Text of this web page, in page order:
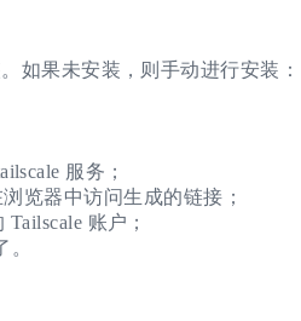
如果未安装，则手动进行安装：
服务；
览器中访问生成的链接；
账户；